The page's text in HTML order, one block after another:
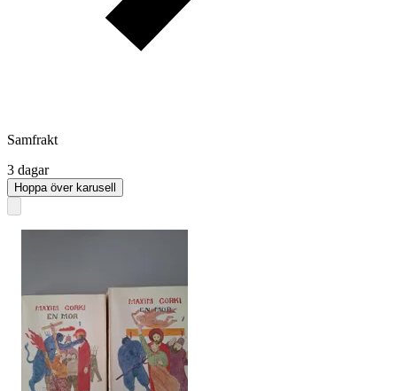
Samfrakt
3 dagar
Hoppa över karusell